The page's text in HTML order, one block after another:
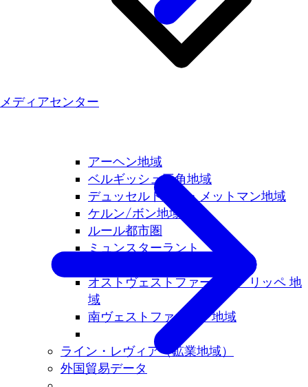
アーヘン地域
ベルギッシュ三角地域
デュッセルドルフ・メットマン地域
ケルン/ボン地域
ルール都市圏
ミュンスターラント
オストヴェストファーレン・リッペ 地
域
南ヴェストファーレン地域
ライン・レヴィア（鉱業地域）
外国貿易データ
メディアセンター